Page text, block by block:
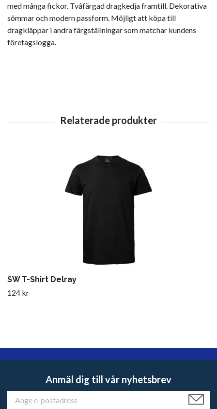
med många fickor. Tvåfärgad dragkedja framtill. Dekorativa
sömmar och modern passform. Möjligt att köpa till
dragkläppar i andra färgställningar som matchar kundens
företagslogga.
SW T-Shirt Delray
124 kr
Anmäl dig till vår nyhetsbrev